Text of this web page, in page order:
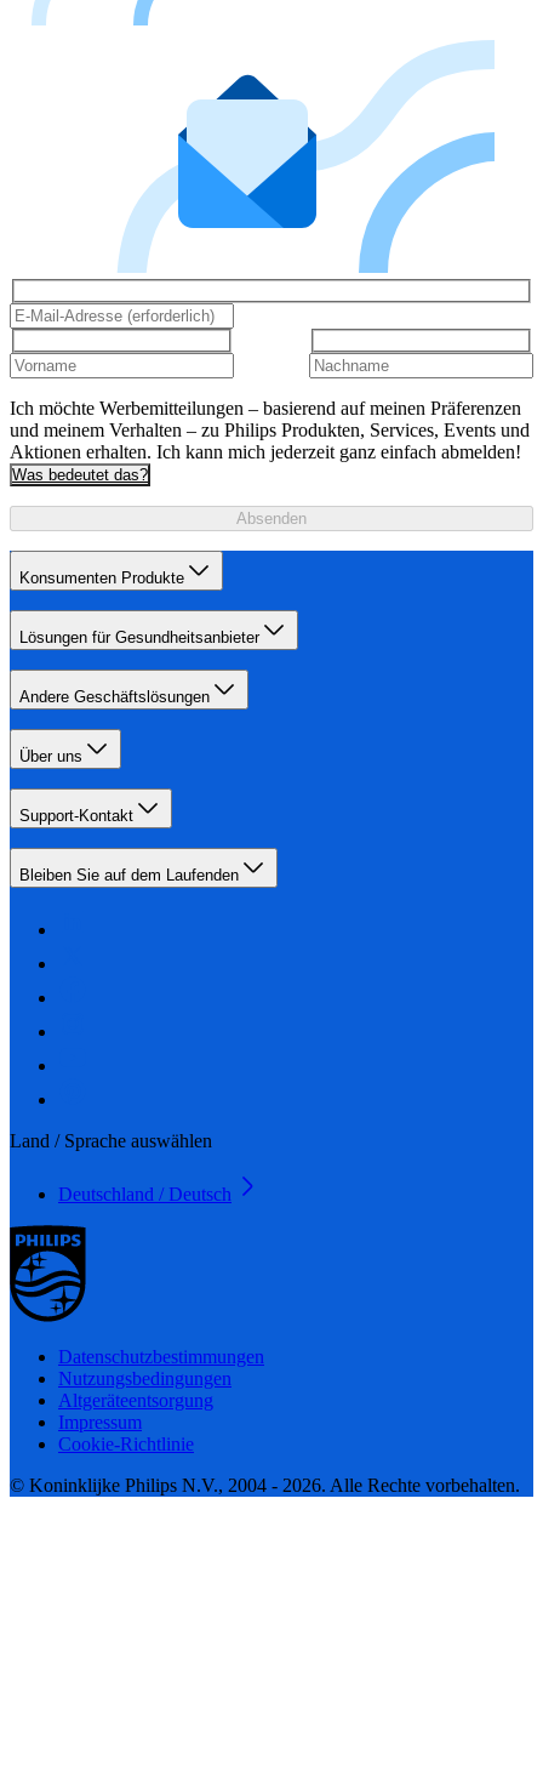
Ich möchte Werbemitteilungen – basierend auf meinen Präferenzen
und meinem Verhalten – zu Philips Produkten, Services, Events und
Aktionen erhalten. Ich kann mich jederzeit ganz einfach abmelden!
Was bedeutet das?
Absenden
Konsumenten Produkte
Lösungen für Gesundheitsanbieter
Andere Geschäftslösungen
Über uns
Support-Kontakt
Bleiben Sie auf dem Laufenden
Land / Sprache auswählen
Deutschland / Deutsch
Datenschutzbestimmungen
Nutzungsbedingungen
Altgeräteentsorgung
Impressum
Cookie-Richtlinie
© Koninklijke Philips N.V., 2004 - 2026. Alle Rechte vorbehalten.